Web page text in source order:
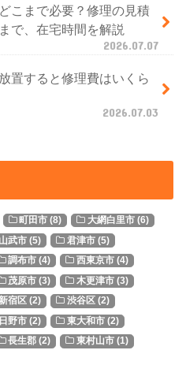
こまで必要？修理の見積
で、在宅時間を解説
2026.07.07
置すると修理費はいくら
2026.07.03
町田市 (8) 大網白里市(6)
山武市 (5) 君津市(5)
調布市 (4) 西東京市(4)
茂原市 (3) 木更津市(3)
宿区 (2) 渋谷区(2)
日野市 (2) 東大和市(2)
長生郡 (2) 東村山市(1)